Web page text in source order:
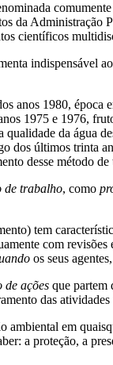
da
científicos
indispensável
anos 1980,
1975 e 1976,
da água
últimos trinta
desse método de
de trabalho, como
tem
com
os seus
de ações que partem
das
em
a proteção, a